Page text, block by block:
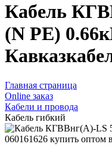
Кабель
(N PE)
Главная страница
Оnline заказ
Кабели и провода
Кабель гибкий